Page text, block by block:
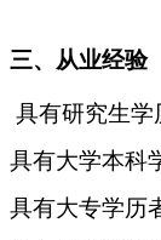
三、 从业经验
具有研究生学
具有大学本科
具有大专学历